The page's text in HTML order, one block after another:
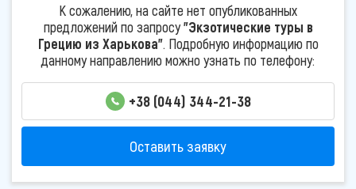
К сожалению, на сайте нет опубликованных
предложений по запросу"Экзотические туры в
Грецию из Харькова". Подробную информацию по
данному направлению можно узнать по телефону:
+38 (044) 344-21-38
Оставить заявку